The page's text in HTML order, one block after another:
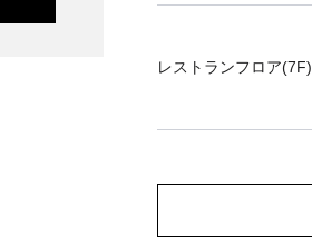
レストランフロア(7F)